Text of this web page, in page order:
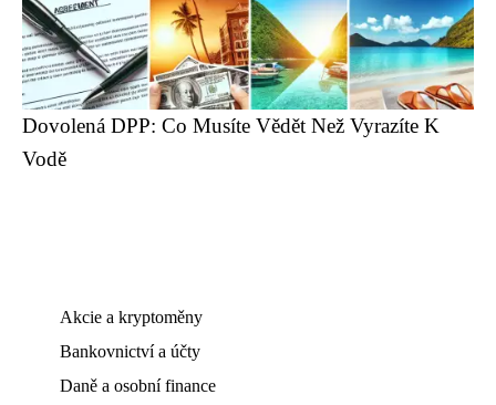
Dovolená DPP: Co Musíte Vědět Než Vyrazíte K
Vodě
Akcie a kryptoměny
Bankovnictví a účty
Daně a osobní finance